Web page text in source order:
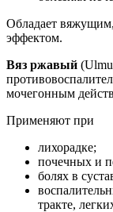
Обладает
эффектом.
Вяз ржавый
мочегонным
Применяют при
лихорадке;
почечных и
болях в
тракте,